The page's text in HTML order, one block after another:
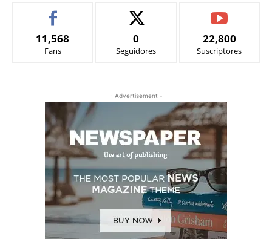
11,568
Fans
0
Seguidores
22,800
Suscriptores
- Advertisement -